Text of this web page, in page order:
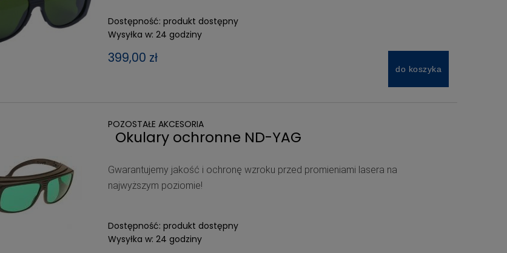
Dostępność: produkt dostępny
Wysyłka w: 24 godziny
399,00 zł
do koszyka
POZOSTAŁE AKCESORIA
Okulary ochronne ND-YAG
Gwarantujemy jakość i ochronę wzroku przed promieniami lasera na
najwyższym poziomie!
Dostępność: produkt dostępny
Wysyłka w: 24 godziny